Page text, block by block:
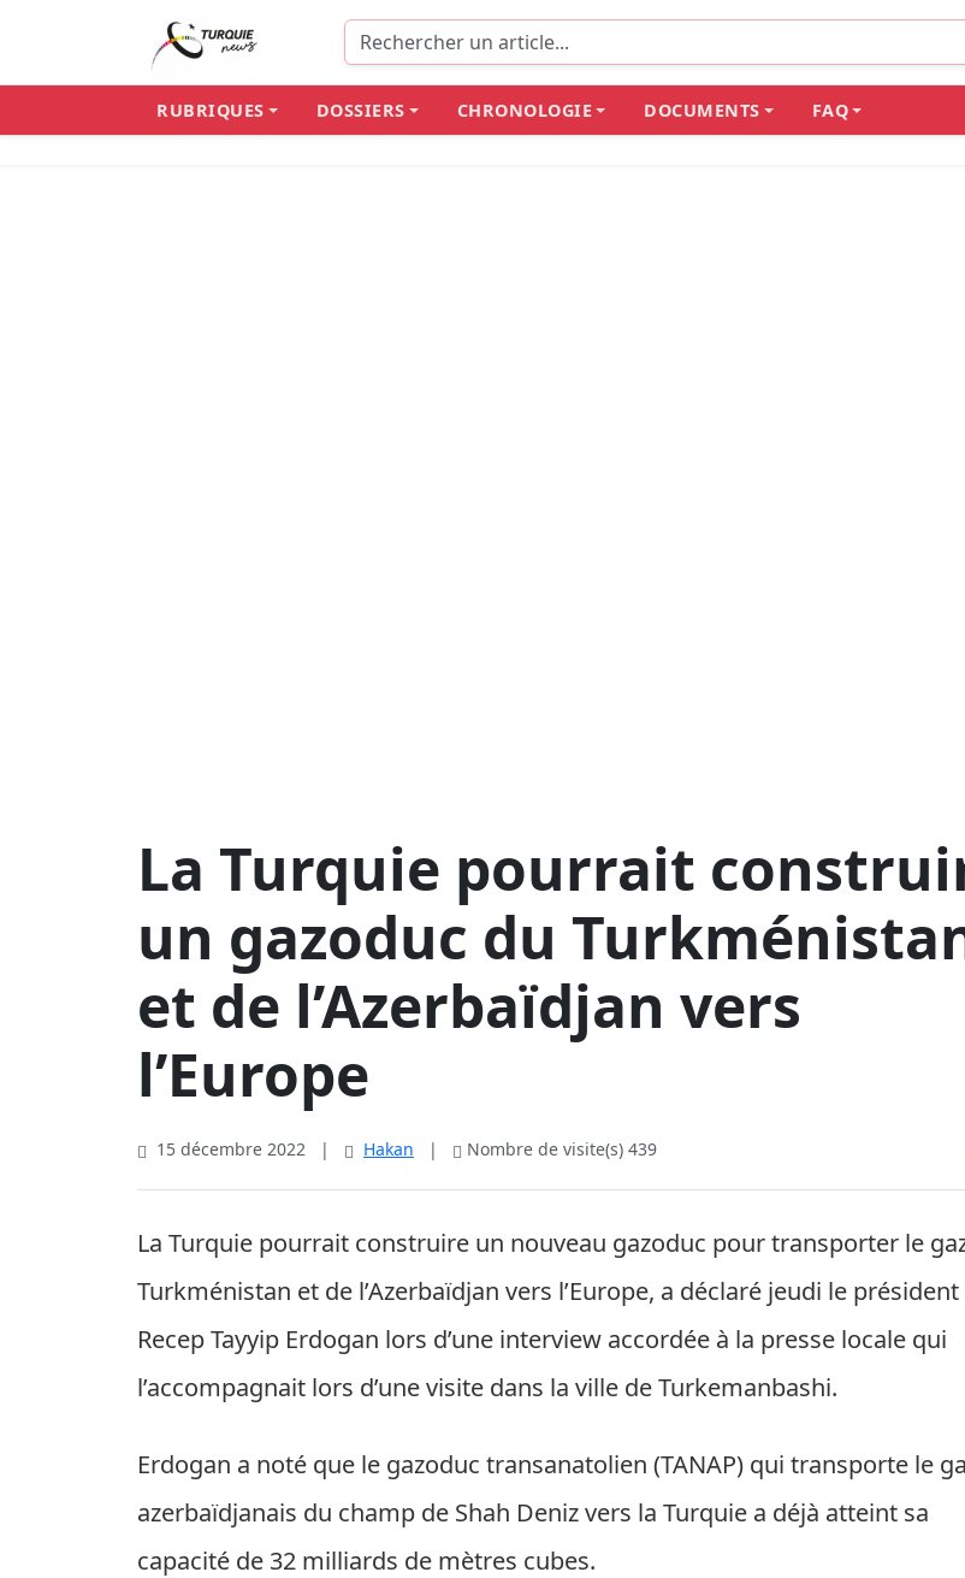
RUBRIQUES DOSSIERS CHRONOLOGIE DOCUMENTS FAQ
La Turquie pourrait
un gazoduc du
et de l’Azerbaïdjan vers
l’Europe
15 décembre 2022 | Hakan | Nombre de visite(s) 439
La Turquie pourrait construire un nouveau gazoduc pour transporter le
Turkménistan et de l’Azerbaïdjan vers l’Europe, a déclaré jeudi le
Recep Tayyip Erdogan lors d’une interview accordée à la presse locale qui
l’accompagnait lors d’une visite dans la ville de Turkemanbashi.
Erdogan a noté que le gazoduc transanatolien (TANAP) qui transporte le
azerbaïdjanais du champ de Shah Deniz vers la Turquie a déjà atteint sa
capacité de 32 milliards de mètres cubes.